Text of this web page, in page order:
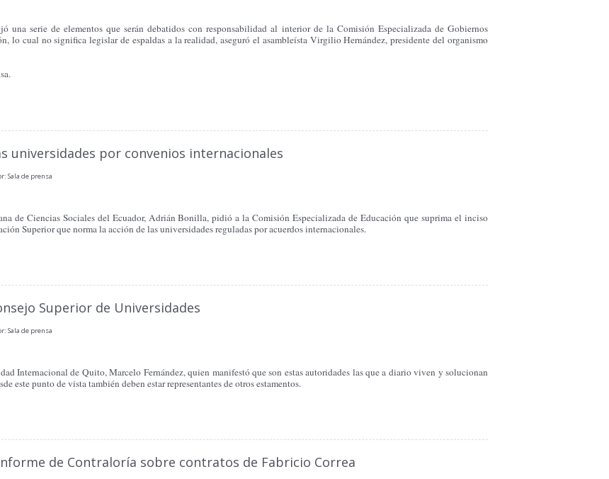
serie de elementos que serán debatidos con responsabilidad al interior de la Comisión Especializada de Gobiernos
lo cual no significa legislar de espaldas a la realidad, aseguró el asambleísta Virgilio Hernández, presidente del organismo
universidades por convenios internacionales
Sala de prensa
de Ciencias Sociales del Ecuador, Adrián Bonilla, pidió a la Comisión Especializada de Educación que suprima el inciso
Superior que norma la acción de las universidades reguladas por acuerdos internacionales.
Superior de Universidades
Sala de prensa
Internacional de Quito, Marcelo Fernández, quien manifestó que son estas autoridades las que a diario viven y solucionan
este punto de vista también deben estar representantes de otros estamentos.
de Contraloría sobre contratos de Fabricio Correa